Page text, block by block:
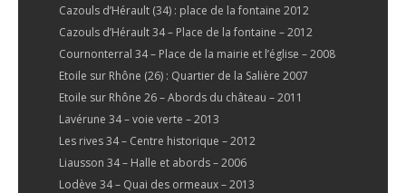
Cazouls d’Hérault (34) : place de la fontaine 2012
Cazouls d’Hérault 34 – Place de la fontaine – 2012
Cournonterral 34 – Place de la mairie et l’église – 2008
Etoile sur Rhône (26) : Quartier de la Salière 2007
Etoile sur Rhône 26 – Abords du château – 2011
Lavérune 34 – voie verte – 2013
Les rives 34 – Centre historique – 2012
Liausson 34 – Halle et abords – 2006
Lodève 34 – Quai des ormeaux – 2013